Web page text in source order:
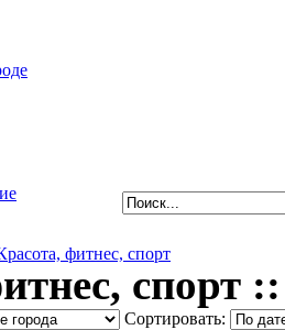
фитнес, спорт
спорт
Сортировать: